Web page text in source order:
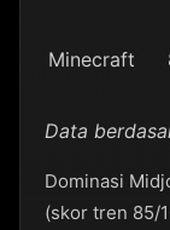
Minecraft
Data
Dominasi
(skor tren 85/